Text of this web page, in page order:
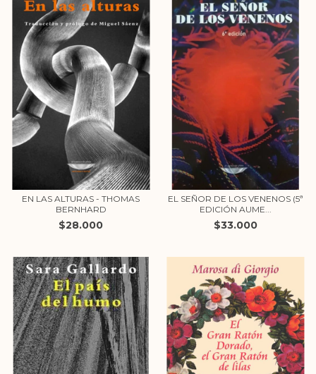
EN LAS ALTURAS - THOMAS
BERNHARD
$28.000
EL SEÑOR DE LOS VENENOS (5ª
EDICIÓN AUME...
$33.000